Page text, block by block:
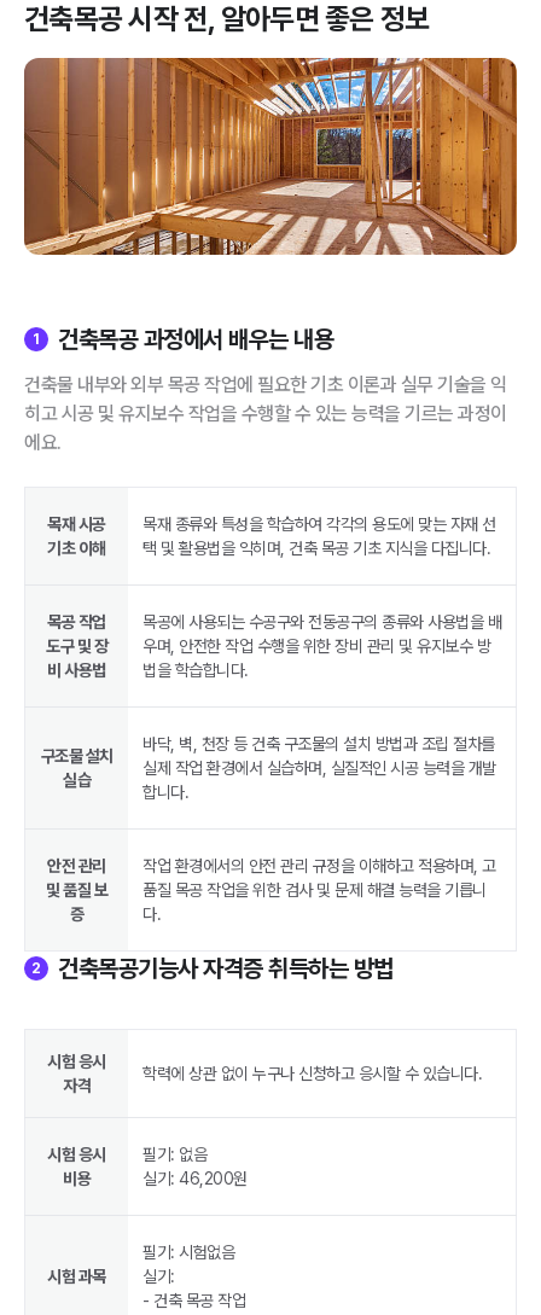
건축목공시작 전, 알아두면 좋은 정보
1 건축목공 과정에서 배우는 내용
건축물 내부와 외부 목공 작업에 필요한 기초 이론과 실무 기술을 익
히고 시공 및 유지보수 작업을 수행할 수 있는 능력을 기르는 과정이
에요.
목재 시공
기초 이해
목재 종류와 특성을 학습하여 각각의 용도에 맞는 자재 선
택 및 활용법을 익히며, 건축 목공 기초 지식을 다집니다.
목공 작업
도구 및 장
비 사용법
목공에 사용되는 수공구와 전동공구의 종류와 사용법을 배
우며, 안전한 작업 수행을 위한 장비 관리 및 유지보수 방
법을 학습합니다.
구조물 설치
실습
바닥, 벽, 천장 등 건축 구조물의 설치 방법과 조립 절차를
실제 작업 환경에서 실습하며, 실질적인 시공 능력을 개발
합니다.
안전 관리
및 품질 보
증
작업 환경에서의 안전 관리 규정을 이해하고 적용하며, 고
품질 목공 작업을 위한 검사 및 문제 해결 능력을 기릅니
다.
2 건축목공기능사 자격증 취득하는 방법
시험 응시
자격
학력에 상관 없이 누구나 신청하고 응시할 수 있습니다.
시험 응시
비용
필기: 없음
실기: 46,200원
시험 과목
필기: 시험없음
실기:
- 건축 목공 작업